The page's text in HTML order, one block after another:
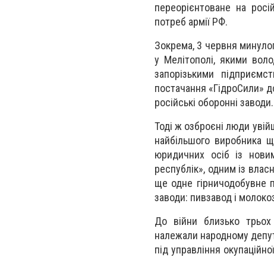
переорієнтоване на
потреб армії РФ.
Зокрема, 3 червня
у Мелітополі, якими
запорізькими
постачання «ГідроСили»
російські оборонні заводи.
Тоді ж озброєні люди
найбільшого виробника
юридичних осіб із
республік», одним із
ще одне гірничодобувне
заводи: пивзавод і
До війни близько
належали народному
під управління